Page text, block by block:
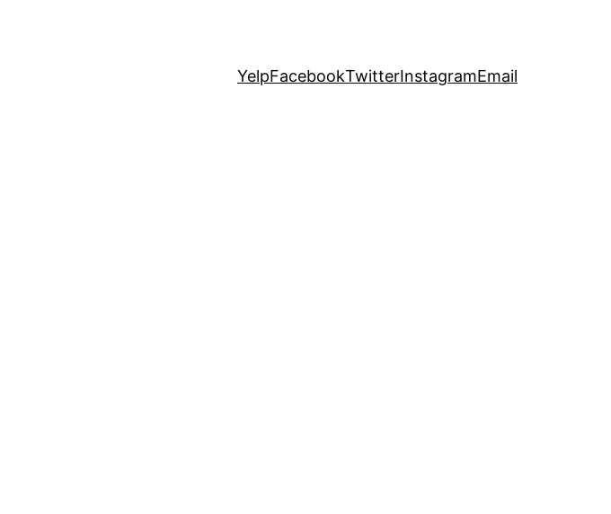
YelpFacebookTwitterInstagramEmail